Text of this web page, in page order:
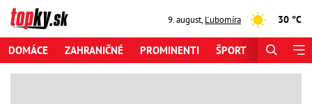
9. august,Ľubomíra 30 °C
DOMÁCE ZAHRANIČNÉ PROMINENTI ŠPORT